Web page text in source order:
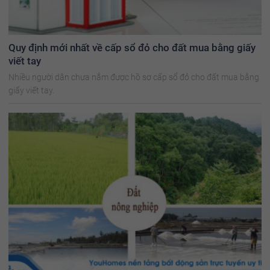
Quy định mới nhất về cấp sổ đỏ cho đất mua bằng giấy
viết tay
Nhiều người dân chưa nắm được hồ sơ cấp sổ đỏ cho đất mua bằng
giấy viết tay.